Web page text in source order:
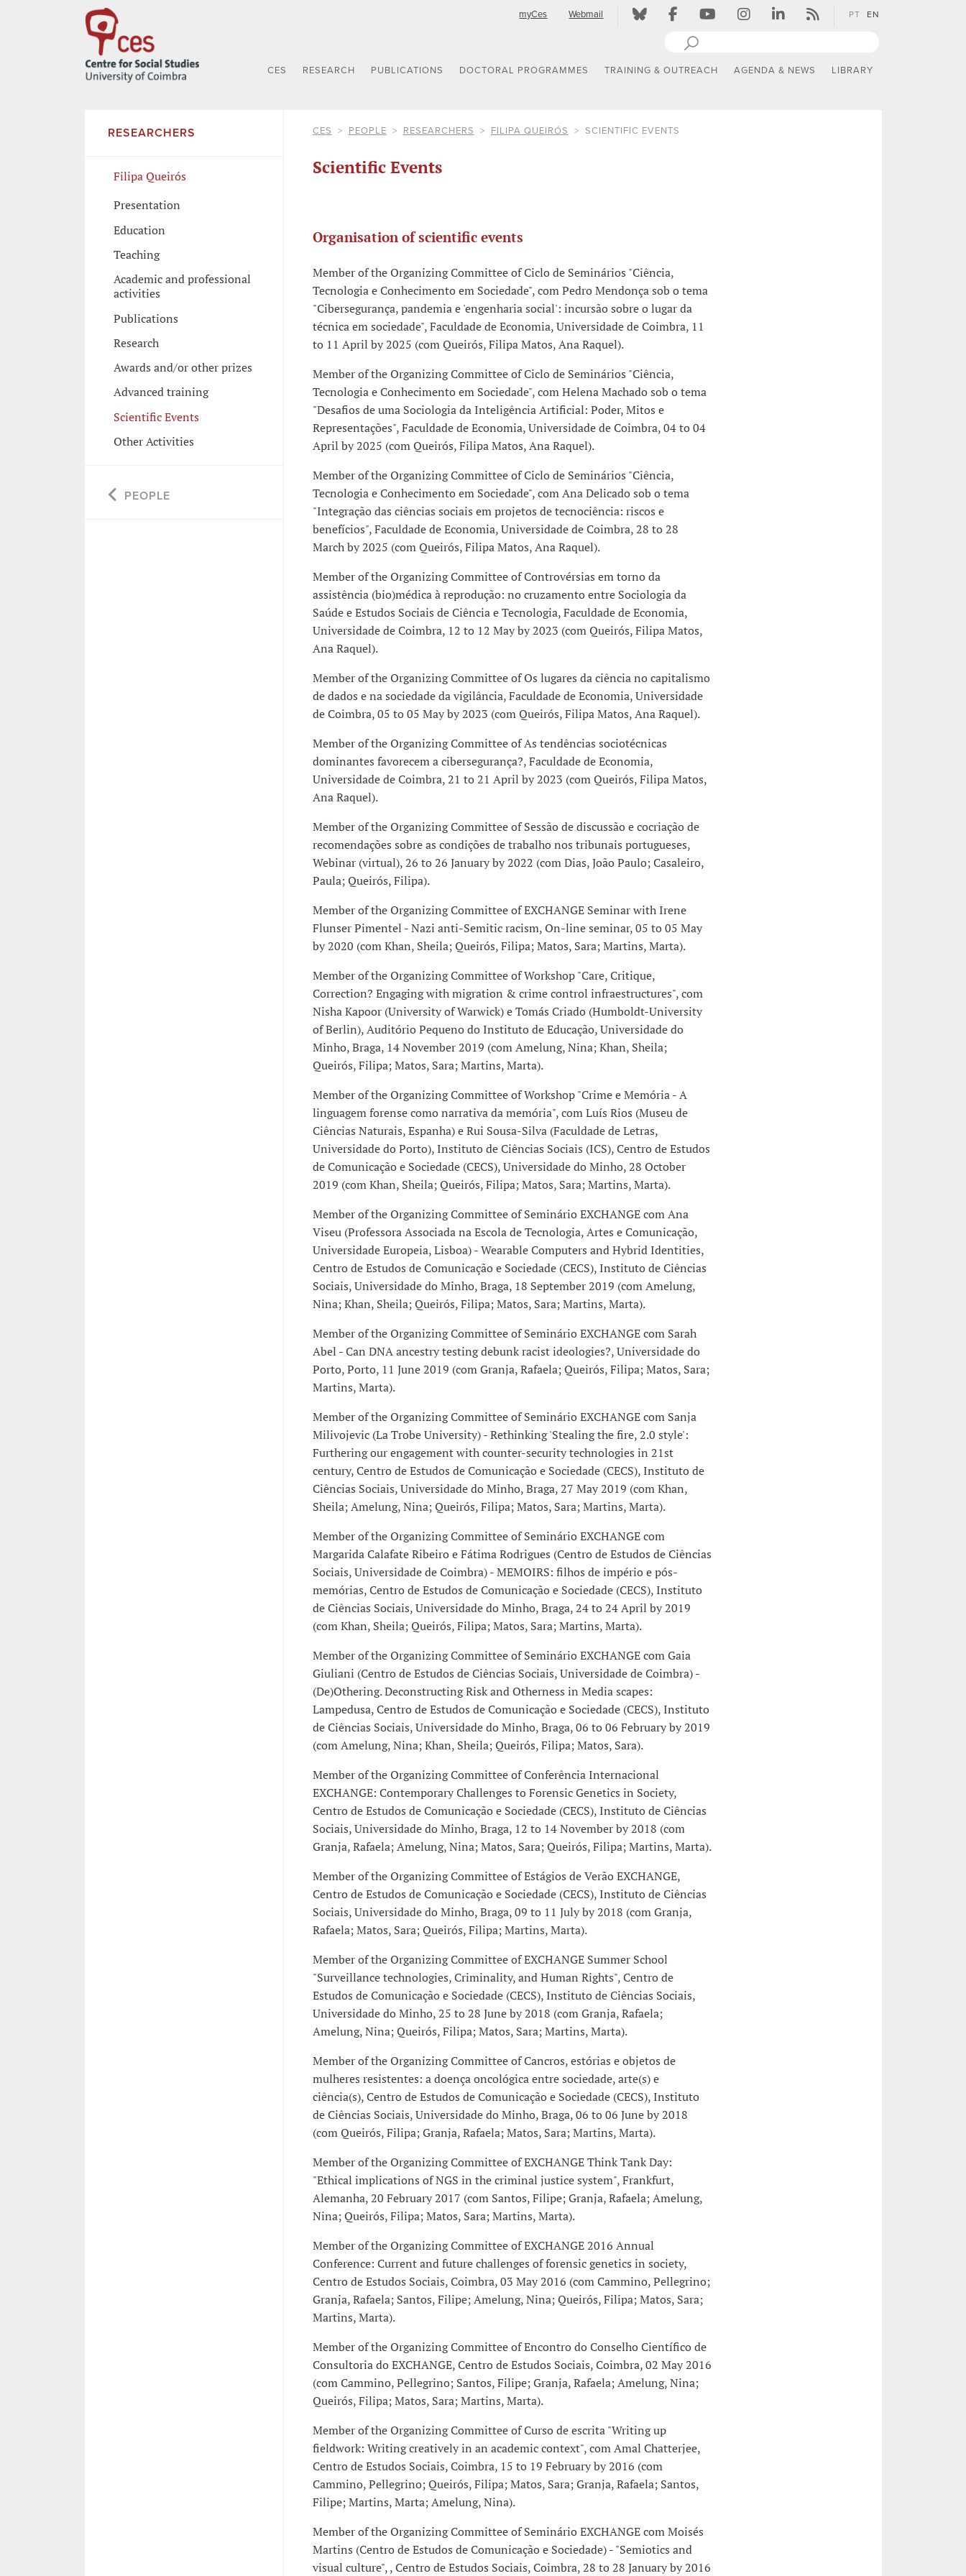
myCes Webmail PT EN
CES RESEARCH PUBLICATIONS DOCTORAL PROGRAMMES TRAINING & OUTREACH AGENDA & NEWS LIBRARY
RESEARCHERS
Filipa Queirós
Presentation
Education
Teaching
Academic and professional
activities
Publications
Research
Awards and/or other prizes
Advanced training
Scientific Events
Other Activities
PEOPLE
CES PEOPLE RESEARCHERS FILIPA QUEIRÓS SCIENTIFIC EVENTS
Scientific Events
Organisation of scientific events
Member of the Organizing Committee of Ciclo de Seminários "Ciência,
Tecnologia e Conhecimento em Sociedade", com Pedro Mendonça sob o tema
"Cibersegurança, pandemia e 'engenharia social': incursão sobre o lugar da
técnica em sociedade", Faculdade de Economia, Universidade de Coimbra, 11
to 11 April by 2025 (com Queirós, Filipa Matos, Ana Raquel).
Member of the Organizing Committee of Ciclo de Seminários "Ciência,
Tecnologia e Conhecimento em Sociedade", com Helena Machado sob o tema
"Desafios de uma Sociologia da Inteligência Artificial: Poder, Mitos e
Representações", Faculdade de Economia, Universidade de Coimbra, 04 to 04
April by 2025 (com Queirós, Filipa Matos, Ana Raquel).
Member of the Organizing Committee of Ciclo de Seminários "Ciência,
Tecnologia e Conhecimento em Sociedade", com Ana Delicado sob o tema
"Integração das ciências sociais em projetos de tecnociência: riscos e
benefícios", Faculdade de Economia, Universidade de Coimbra, 28 to 28
March by 2025 (com Queirós, Filipa Matos, Ana Raquel).
Member of the Organizing Committee of Controvérsias em torno da
assistência (bio)médica à reprodução: no cruzamento entre Sociologia da
Saúde e Estudos Sociais de Ciência e Tecnologia, Faculdade de Economia,
Universidade de Coimbra, 12 to 12 May by 2023 (com Queirós, Filipa Matos,
Ana Raquel).
Member of the Organizing Committee of Os lugares da ciência no capitalismo
de dados e na sociedade da vigilância, Faculdade de Economia, Universidade
de Coimbra, 05 to 05 May by 2023 (com Queirós, Filipa Matos, Ana Raquel).
Member of the Organizing Committee of As tendências sociotécnicas
dominantes favorecem a cibersegurança?, Faculdade de Economia,
Universidade de Coimbra, 21 to 21 April by 2023 (com Queirós, Filipa Matos,
Ana Raquel).
Member of the Organizing Committee of Sessão de discussão e cocriação de
recomendações sobre as condições de trabalho nos tribunais portugueses,
Webinar (virtual), 26 to 26 January by 2022 (com Dias, João Paulo; Casaleiro,
Paula; Queirós, Filipa).
Member of the Organizing Committee of EXCHANGE Seminar with Irene
Flunser Pimentel - Nazi anti-Semitic racism, On-line seminar, 05 to 05 May
by 2020 (com Khan, Sheila; Queirós, Filipa; Matos, Sara; Martins, Marta).
Member of the Organizing Committee of Workshop "Care, Critique,
Correction? Engaging with migration & crime control infraestructures", com
Nisha Kapoor (University of Warwick) e Tomás Criado (Humboldt-University
of Berlin), Auditório Pequeno do Instituto de Educação, Universidade do
Minho, Braga, 14 November 2019 (com Amelung, Nina; Khan, Sheila;
Queirós, Filipa; Matos, Sara; Martins, Marta).
Member of the Organizing Committee of Workshop "Crime e Memória - A
linguagem forense como narrativa da memória", com Luís Rios (Museu de
Ciências Naturais, Espanha) e Rui Sousa-Silva (Faculdade de Letras,
Universidade do Porto), Instituto de Ciências Sociais (ICS), Centro de Estudos
de Comunicação e Sociedade (CECS), Universidade do Minho, 28 October
2019 (com Khan, Sheila; Queirós, Filipa; Matos, Sara; Martins, Marta).
Member of the Organizing Committee of Seminário EXCHANGE com Ana
Viseu (Professora Associada na Escola de Tecnologia, Artes e Comunicação,
Universidade Europeia, Lisboa) - Wearable Computers and Hybrid Identities,
Centro de Estudos de Comunicação e Sociedade (CECS), Instituto de Ciências
Sociais, Universidade do Minho, Braga, 18 September 2019 (com Amelung,
Nina; Khan, Sheila; Queirós, Filipa; Matos, Sara; Martins, Marta).
Member of the Organizing Committee of Seminário EXCHANGE com Sarah
Abel - Can DNA ancestry testing debunk racist ideologies?, Universidade do
Porto, Porto, 11 June 2019 (com Granja, Rafaela; Queirós, Filipa; Matos, Sara;
Martins, Marta).
Member of the Organizing Committee of Seminário EXCHANGE com Sanja
Milivojevic (La Trobe University) - Rethinking 'Stealing the fire, 2.0 style':
Furthering our engagement with counter-security technologies in 21st
century, Centro de Estudos de Comunicação e Sociedade (CECS), Instituto de
Ciências Sociais, Universidade do Minho, Braga, 27 May 2019 (com Khan,
Sheila; Amelung, Nina; Queirós, Filipa; Matos, Sara; Martins, Marta).
Member of the Organizing Committee of Seminário EXCHANGE com
Margarida Calafate Ribeiro e Fátima Rodrigues (Centro de Estudos de Ciências
Sociais, Universidade de Coimbra) - MEMOIRS: filhos de império e pós-
memórias, Centro de Estudos de Comunicação e Sociedade (CECS), Instituto
de Ciências Sociais, Universidade do Minho, Braga, 24 to 24 April by 2019
(com Khan, Sheila; Queirós, Filipa; Matos, Sara; Martins, Marta).
Member of the Organizing Committee of Seminário EXCHANGE com Gaia
Giuliani (Centro de Estudos de Ciências Sociais, Universidade de Coimbra) -
(De)Othering. Deconstructing Risk and Otherness in Media scapes:
Lampedusa, Centro de Estudos de Comunicação e Sociedade (CECS), Instituto
de Ciências Sociais, Universidade do Minho, Braga, 06 to 06 February by 2019
(com Amelung, Nina; Khan, Sheila; Queirós, Filipa; Matos, Sara).
Member of the Organizing Committee of Conferência Internacional
EXCHANGE: Contemporary Challenges to Forensic Genetics in Society,
Centro de Estudos de Comunicação e Sociedade (CECS), Instituto de Ciências
Sociais, Universidade do Minho, Braga, 12 to 14 November by 2018 (com
Granja, Rafaela; Amelung, Nina; Matos, Sara; Queirós, Filipa; Martins, Marta).
Member of the Organizing Committee of Estágios de Verão EXCHANGE,
Centro de Estudos de Comunicação e Sociedade (CECS), Instituto de Ciências
Sociais, Universidade do Minho, Braga, 09 to 11 July by 2018 (com Granja,
Rafaela; Matos, Sara; Queirós, Filipa; Martins, Marta).
Member of the Organizing Committee of EXCHANGE Summer School
"Surveillance technologies, Criminality, and Human Rights", Centro de
Estudos de Comunicação e Sociedade (CECS), Instituto de Ciências Sociais,
Universidade do Minho, 25 to 28 June by 2018 (com Granja, Rafaela;
Amelung, Nina; Queirós, Filipa; Matos, Sara; Martins, Marta).
Member of the Organizing Committee of Cancros, estórias e objetos de
mulheres resistentes: a doença oncológica entre sociedade, arte(s) e
ciência(s), Centro de Estudos de Comunicação e Sociedade (CECS), Instituto
de Ciências Sociais, Universidade do Minho, Braga, 06 to 06 June by 2018
(com Queirós, Filipa; Granja, Rafaela; Matos, Sara; Martins, Marta).
Member of the Organizing Committee of EXCHANGE Think Tank Day:
"Ethical implications of NGS in the criminal justice system", Frankfurt,
Alemanha, 20 February 2017 (com Santos, Filipe; Granja, Rafaela; Amelung,
Nina; Queirós, Filipa; Matos, Sara; Martins, Marta).
Member of the Organizing Committee of EXCHANGE 2016 Annual
Conference: Current and future challenges of forensic genetics in society,
Centro de Estudos Sociais, Coimbra, 03 May 2016 (com Cammino, Pellegrino;
Granja, Rafaela; Santos, Filipe; Amelung, Nina; Queirós, Filipa; Matos, Sara;
Martins, Marta).
Member of the Organizing Committee of Encontro do Conselho Científico de
Consultoria do EXCHANGE, Centro de Estudos Sociais, Coimbra, 02 May 2016
(com Cammino, Pellegrino; Santos, Filipe; Granja, Rafaela; Amelung, Nina;
Queirós, Filipa; Matos, Sara; Martins, Marta).
Member of the Organizing Committee of Curso de escrita "Writing up
fieldwork: Writing creatively in an academic context", com Amal Chatterjee,
Centro de Estudos Sociais, Coimbra, 15 to 19 February by 2016 (com
Cammino, Pellegrino; Queirós, Filipa; Matos, Sara; Granja, Rafaela; Santos,
Filipe; Martins, Marta; Amelung, Nina).
Member of the Organizing Committee of Seminário EXCHANGE com Moisés
Martins (Centro de Estudos de Comunicação e Sociedade) - "Semiotics and
visual culture", , Centro de Estudos Sociais, Coimbra, 28 to 28 January by 2016